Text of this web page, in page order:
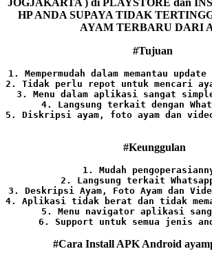
HP ANDA SUPAYA TIDAK
AYAM TERBARU DARI
#Tujuan
1. Mempermudah dalam memantau update
2. Tidak perlu repot untuk mencari
3. Menu dalam aplikasi sangat
4. Langsung terkait dengan
5. Diskripsi ayam, foto ayam dan
#Keunggulan
1. Mudah
2. Langsung terkait
3. Deskripsi Ayam, Foto Ayam dan
4. Aplikasi tidak berat dan tidak
5. Menu navigator aplikasi
6. Support untuk semua jenis
#Cara Install APK Android